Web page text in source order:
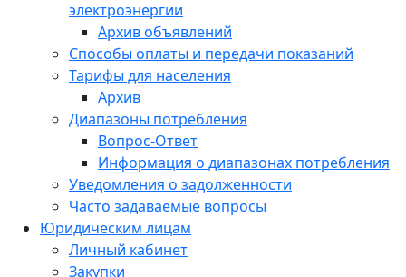
электроэнергии
Архив объявлений
Способы оплаты и передачи показаний
Тарифы для населения
Архив
Диапазоны потребления
Вопрос-Ответ
Информация о диапазонах потребления
Уведомления о задолженности
Часто задаваемые вопросы
Юридическим лицам
Личный кабинет
Закупки